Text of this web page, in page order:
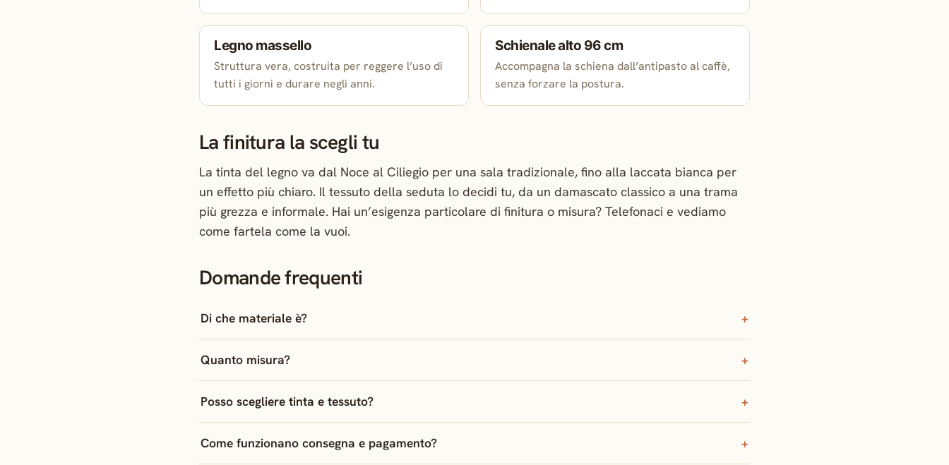
Legno massello
Struttura vera, costruita per reggere l’uso di
tutti i giorni e durare negli anni.
Schienale alto 96 cm
Accompagna la schiena dall’antipasto al caffè,
senza forzare la postura.
La finitura la scegli tu
La tinta del legno va dal Noce al Ciliegio per una sala tradizionale, fino alla laccata bianca per
un effetto più chiaro. Il tessuto della seduta lo decidi tu, da un damascato classico a una trama
più grezza e informale. Hai un’esigenza particolare di finitura o misura? Telefonaci e vediamo
come fartela come la vuoi.
Domande frequenti
Di che materiale è?
Quanto misura?
Posso scegliere tinta e tessuto?
Come funzionano consegna e pagamento?